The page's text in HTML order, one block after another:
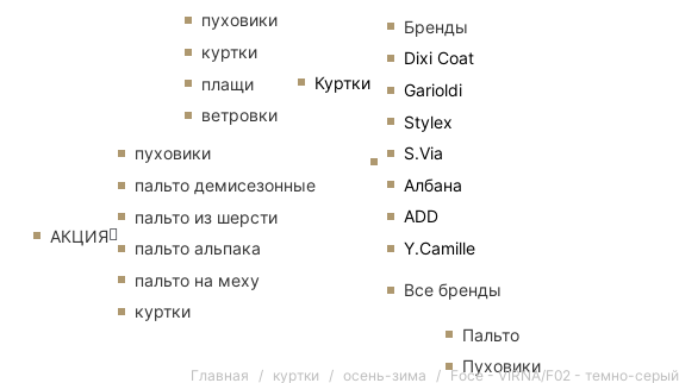
Куртки
Бренды
Dixi Coat
Garioldi
Stylex
S.Via
Албана
ADD
Y.Camille
Все бренды
Пальто
Пуховики
пуховики
куртки
плащи
ветровки
АКЦИЯ
пуховики
пальто демисезонные
пальто из шерсти
пальто альпака
пальто на меху
куртки
Главная куртки осень-зима Foce - VIRNA/F02 - темно-серый